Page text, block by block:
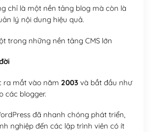
chỉ là một nền tảng blog mà còn là
lý nội dung hiệu quả.
trong những nền tảng CMS lớn
ra mắt vào năm 2003và bắt đầu như
các blogger.
đã nhanh chóng phát triển,
nghiệp đến các lập trình viên có ít